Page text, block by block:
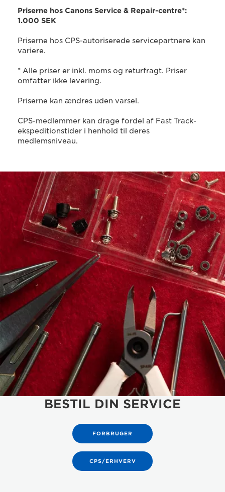
Priserne hos Canons Service & Repair-centre*:
1.000 SEK
Priserne hos CPS-autoriserede servicepartnere kan
variere.
* Alle priser er inkl. moms og returfragt. Priser
omfatter ikke levering.
Priserne kan ændres uden varsel.
CPS-medlemmer kan drage fordel af Fast Track-
ekspeditionstider i henhold til deres
medlemsniveau.
BESTIL DIN SERVICE
FORBRUGER
CPS/ERHVERV